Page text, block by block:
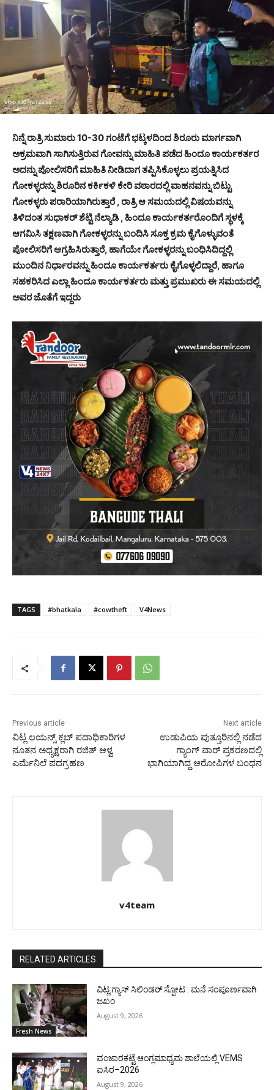
ನಿನ್ನೆ ರಾತ್ರಿ ಸುಮಾರು 10-30 ಗಂಟೆಗೆ ಭಟ್ಕಳದಿಂದ ಶಿರೂರು ಮಾರ್ಗವಾಗಿ
ಅಕ್ರಮವಾಗಿ ಸಾಗಿಸುತ್ತಿರುವ ಗೋವನ್ನು ಮಾಹಿತಿ ಪಡೆದ ಹಿಂದೂ ಕಾರ್ಯಕರ್ತರ
ಅದನ್ನು ಪೋಲಿಸರಿಗೆ ಮಾಹಿತಿ ನೀಡಿದಾಗ ತಪ್ಪಿಸಿಕೊಳ್ಳಲು ಪ್ರಯತ್ನಿಸಿದ
ಗೋಕಳ್ಳರನ್ನು ಶಿರೂರಿನ ಕರ್ಕಿಕಳಿ ಕೇರಿ ವಠಾರದಲ್ಲಿ ವಾಹನವನ್ನು ಬಿಟ್ಟು
ಗೋಕಳ್ಳರು ಪರಾರಿಯಾಗಿರುತ್ತಾರೆ , ರಾತ್ರಿ ಆ ಸಮಯದಲ್ಲಿ ವಿಷಯವನ್ನು
ತಿಳಿದಂತ ಸುಧಾಕರ್ ಶೆಟ್ಟಿ ನೆಲ್ಯಾಡಿ , ಹಿಂದೂ ಕಾರ್ಯಕರ್ತರೊಂದಿಗೆ ಸ್ಥಳಕ್ಕೆ
ಆಗಮಿಸಿ ತಕ್ಷಣವಾಗಿ ಗೋಕಳ್ಳರನ್ನು ಬಂದಿಸಿ ಸೂಕ್ತ ಕ್ರಮ ಕೈಗೊಳ್ಳುವಂತೆ
ಪೋಲಿಸರಿಗೆ ಆಗ್ರಹಿಸಿರುತ್ತಾರೆ, ಹಾಗೆಯೇ ಗೋಕಳ್ಳರನ್ನು ಬಂಧಿಸಿದಿದ್ದಲ್ಲಿ
ಮುಂದಿನ ನಿರ್ಧಾರವನ್ನು ಹಿಂದೂ ಕಾರ್ಯಕರ್ತರು ಕೈಗೊಳ್ಳಲಿದ್ದಾರೆ, ಹಾಗೂ
ಸಹಕರಿಸಿದ ಎಲ್ಲಾ ಹಿಂದೂ ಕಾರ್ಯಕರ್ತರು ಮತ್ತು ಪ್ರಮುಖರು ಈ ಸಮಯದಲ್ಲಿ
ಅವರ ಜೊತೆಗೆ ಇದ್ದರು
TAGS #bhatkala #cowtheft V4News
Previous article
ವಿಟ್ಲ ಲಯನ್ಸ್ ಕ್ಲಬ್ ಪದಾಧಿಕಾರಿಗಳ
ನೂತನ ಅಧ್ಯಕ್ಷರಾಗಿ ರಜಿತ್ ಆಳ್ವ
ಎರ್ಮೆನಿಲೆ ಪದಗ್ರಹಣ
Next article
ಉಡುಪಿಯ ಪುತ್ತೂರಿನಲ್ಲಿ ನಡೆದ
ಗ್ಯಾಂಗ್ ವಾರ್ ಪ್ರಕರಣದಲ್ಲಿ
ಭಾಗಿಯಾಗಿದ್ದ ಆರೋಪಿಗಳ ಬಂಧನ
v4team
RELATED ARTICLES
Fresh News
ವಿಟ್ಲ:ಗ್ಯಾಸ್ ಸಿಲಿಂಡರ್ ಸ್ಪೋಟ : ಮನೆ ಸಂಪೂರ್ಣವಾಗಿ
ಜಖಂ
August 9, 2026
ವಂಜಾರಕಟ್ಟೆ ಆಂಗ್ಲಮಾಧ್ಯಮ ಶಾಲೆಯಲ್ಲಿ VEMS
ಐಸಿರ–2026
August 9, 2026